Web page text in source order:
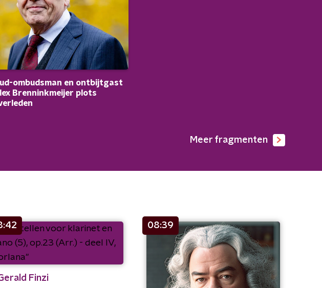
ombudsman en ontbijtgast
Brenninkmeijer plots
Meer fragmenten
Finzi
08:39